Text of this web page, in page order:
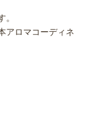
。
アロマコーディネ